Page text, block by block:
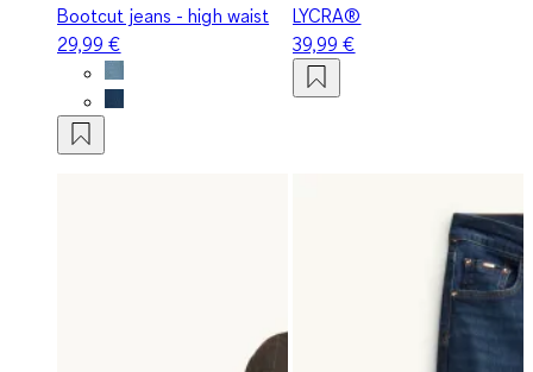
Bootcut jeans - high waist
29,99 €
LYCRA®
39,99 €